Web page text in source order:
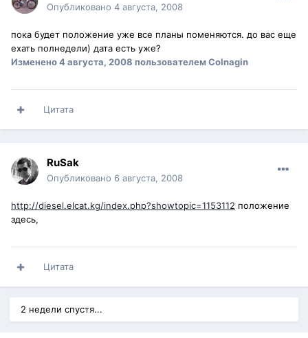
Опубликовано 4 августа, 2008
пока будет положение уже все планы поменяются. до вас еще
ехать полнедели) дата есть уже?
Изменено4 августа, 2008 пользователем Colnagin
Цитата
RuSak
Опубликовано 6 августа, 2008
http://diesel.elcat.kg/index.php?showtopic=1153112 положение
здесь,
Цитата
2 недели спустя...